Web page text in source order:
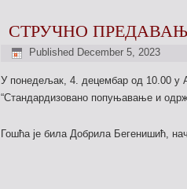
СТРУЧНО
Published December 5, 2023
У понедељак, 4. децембар од 10.00 у
“Стандардизовано попуњавање и
Гошћа је била Добрила Бегенишић,